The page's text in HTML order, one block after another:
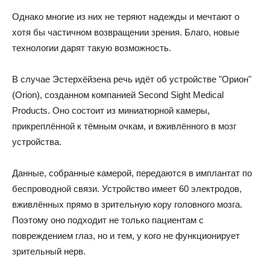
Однако многие из них не теряют надежды и мечтают о
хотя бы частичном возвращении зрения. Благо, новые
технологии дарят такую возможность.
В случае Эстерхёйзена речь идёт об устройстве "Орион"
(Orion), созданном компанией Second Sight Medical
Products. Оно состоит из миниатюрной камеры,
прикреплённой к тёмным очкам, и вживлённого в мозг
устройства.
Данные, собранные камерой, передаются в имплантат по
беспроводной связи. Устройство имеет 60 электродов,
вживлённых прямо в зрительную кору головного мозга.
Поэтому оно подходит не только пациентам с
повреждением глаз, но и тем, у кого не функционирует
зрительный нерв.